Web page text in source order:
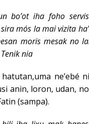
bo’ot iha foho
mós la mai vizita
moris mesak no
nia
ne’ebé
anin, loron, udan, no
(sampa).